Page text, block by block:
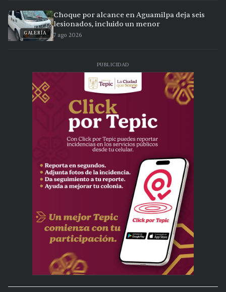
GALERÍA
Choque por alcance en Aguamilpa deja seis
lesionados, incluido un menor
7 ago 2026
PUBLICIDAD